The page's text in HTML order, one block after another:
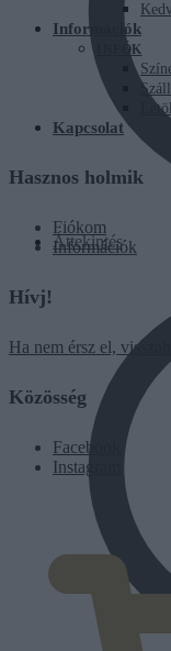
Áttekintés
Információk
INFÓK
Kapcsolat
Hasznos holmik
Fiókom
Információk
Hívj!
Ha nem érsz el,
Közösség
Facebook
Instagram